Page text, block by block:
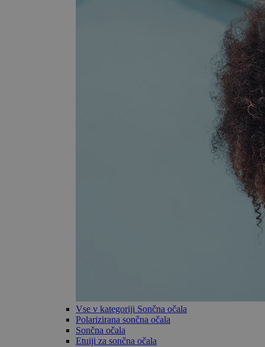
Vse v kategoriji Sončna očala
Polarizirana sončna očala
Sončna očala
Etuiji za sončna očala